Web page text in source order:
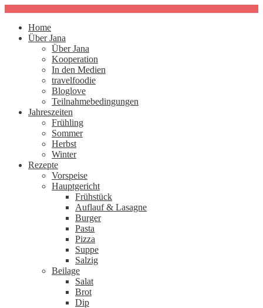
Home
Über Jana
Über Jana
Kooperation
In den Medien
travelfoodie
Bloglove
Teilnahmebedingungen
Jahreszeiten
Frühling
Sommer
Herbst
Winter
Rezepte
Vorspeise
Hauptgericht
Frühstück
Auflauf & Lasagne
Burger
Pasta
Pizza
Suppe
Salzig
Beilage
Salat
Brot
Dip